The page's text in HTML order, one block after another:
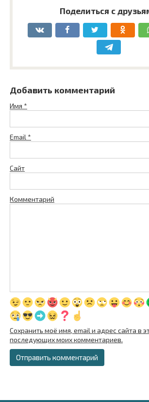
Поделиться с
Добавить комментарий
Имя *
Email *
Сайт
Комментарий
Сохранить моё имя, email и адрес сайта в
последующих моих комментариев.